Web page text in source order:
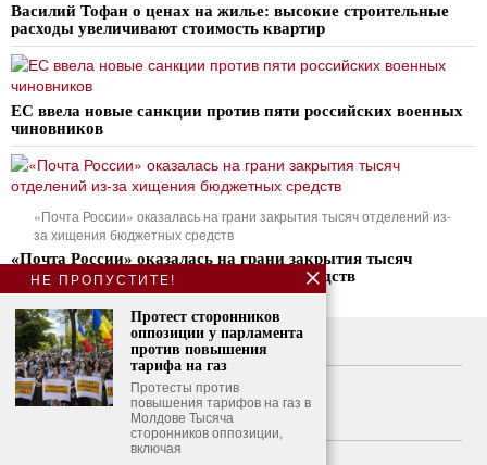
Василий Тофан о ценах на жилье: высокие строительные
расходы увеличивают стоимость квартир
ЕС ввела новые санкции против пяти российских военных
чиновников
«Почта России» оказалась на грани закрытия тысяч отделений из-
за хищения бюджетных средств
«Почта России» оказалась на грани закрытия тысяч
отделений из-за хищения бюджетных средств
О нас
Свяжитесь с нами
Политика конфиденциальности
Политика использования файлов cookie
НЕ ПРОПУСТИТЕ!
Протест сторонников
оппозиции у парламента
против повышения
тарифа на газ
Протесты против
повышения тарифов на газ в
Молдове Тысяча
сторонников оппозиции,
включая